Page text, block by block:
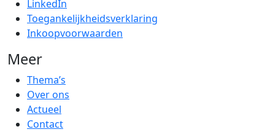
LinkedIn
Toegankelijkheidsverklaring
Inkoopvoorwaarden
Meer
Thema’s
Over ons
Actueel
Contact